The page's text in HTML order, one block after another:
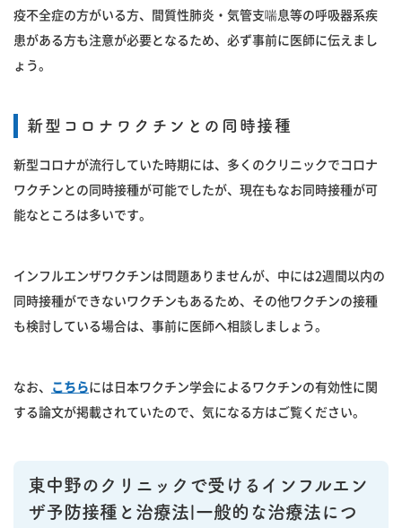
疫不全症の方がいる方、間質性肺炎・気管支喘息等の呼吸器系疾
患がある方も注意が必要となるため、必ず事前に医師に伝えまし
ょう。
新型コロナワクチンとの同時接種
新型コロナが流行していた時期には、多くのクリニックでコロナ
ワクチンとの同時接種が可能でしたが、現在もなお同時接種が可
能なところは多いです。
インフルエンザワクチンは問題ありませんが、中には2週間以内の
同時接種ができないワクチンもあるため、その他ワクチンの接種
も検討している場合は、事前に医師へ相談しましょう。
なお、 こちらには日本ワクチン学会によるワクチンの有効性に関
する論文が掲載されていたので、気になる方はご覧ください。
東中野のクリニックで受けるインフルエン
ザ予防接種と治療法|一般的な治療法につ